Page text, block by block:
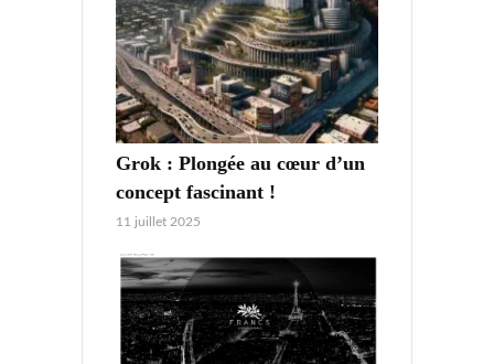
Grok : Plongée au cœur d’un
concept fascinant !
11 juillet 2025